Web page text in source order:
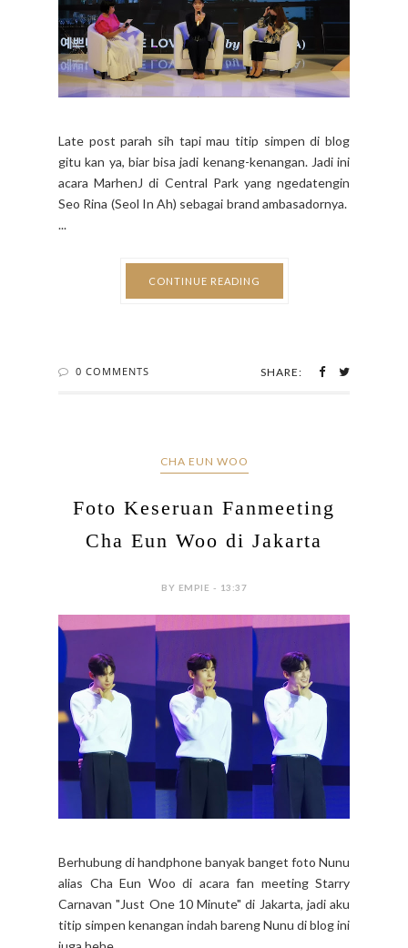
Late post parah sih tapi mau titip simpen di blog
gitu kan ya, biar bisa jadi kenang-kenangan. Jadi ini
acara MarhenJ di Central Park yang ngedatengin
Seo Rina (Seol In Ah) sebagai brand ambasadornya.
...
CONTINUE READING
0 COMMENTS SHARE:
CHA EUN WOO
Foto Keseruan Fanmeeting
Cha Eun Woo di Jakarta
BY EMPIE - 13:37
Berhubung di handphone banyak banget foto Nunu
alias Cha Eun Woo di acara fan meeting Starry
Carnavan "Just One 10 Minute" di Jakarta, jadi aku
titip simpen kenangan indah bareng Nunu di blog ini